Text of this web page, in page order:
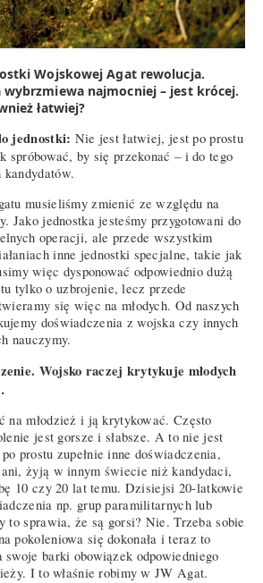
Wojskowej Agat rewolucja.
najmocniej – jest krócej.
łatwiej?
jednostki: Nie jest łatwiej, jest po prostu
spróbować, by się przekonać – i do tego
musieliśmy zmienić ze względu na
Jako jednostka jesteśmy przygotowani do
operacji, ale przede wszystkim
inne jednostki specjalne, takie jak
więc dysponować odpowiednio dużą
tylko o uzbrojenie, lecz przede
się więc na młodych. Od naszych
doświadczenia z wojska czy innych
nauczymy.
Wojsko raczej krytykuje młodych
na młodzież i ją krytykować. Często
jest gorsze i słabsze. A to nie jest
prostu zupełnie inne doświadczenia,
żyją w innym świecie niż kandydaci,
10 czy 20 lat temu. Dzisiejsi 20-latkowie
np. grup paramilitarnych lub
to sprawia, że są gorsi? Nie. Trzeba sobie
pokoleniowa się dokonała i teraz to
barki obowiązek odpowiedniego
I to właśnie robimy w JW Agat.